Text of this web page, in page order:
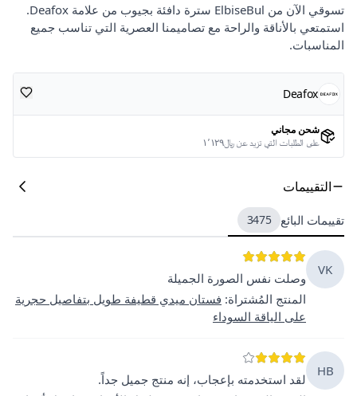
تسوقي الآن من ElbiseBul سترة دافئة بجيوب من علامة Deafox.
استمتعي بالأناقة والراحة مع تصاميمنا العصرية التي تناسب جميع
المناسبات.
Deafox
شحن مجاني
على الطلبات التي تزيد عن ﷼١٬١٢٩
التقييمات
تقييمات البائع 3475
VK
وصلت نفس الصورة الجميلة
المنتج المُشتراة: فستان ميدي قطيفة طويل بتفاصيل حجرية
على الياقة السوداء
HB
لقد استخدمته بإعجاب، إنه منتج جميل جداً.